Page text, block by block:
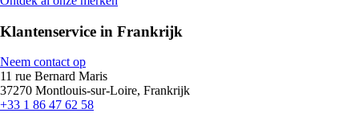
Klantenservice in Frankrijk
Neem contact op
11 rue Bernard Maris
37270 Montlouis-sur-Loire, Frankrijk
+33 1 86 47 62 58